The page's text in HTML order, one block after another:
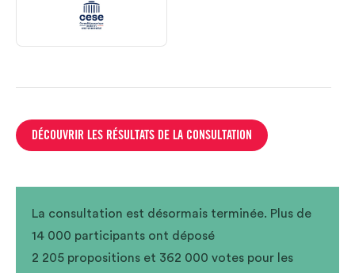
La consultation est désormais terminée. Plus de
14 000 participants ont déposé
2 205 propositions et 362 000 votes pour les
DÉCOUVRIR LES RÉSULTATS DE LA CONSULTATION